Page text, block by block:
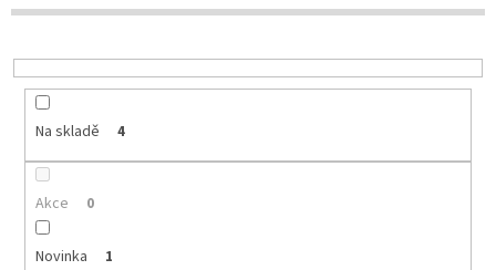
k
vínu
Akční
nabídka
Dárkové
poukazy
k
t
Na skladě 4
Akce 0
Novinka 1